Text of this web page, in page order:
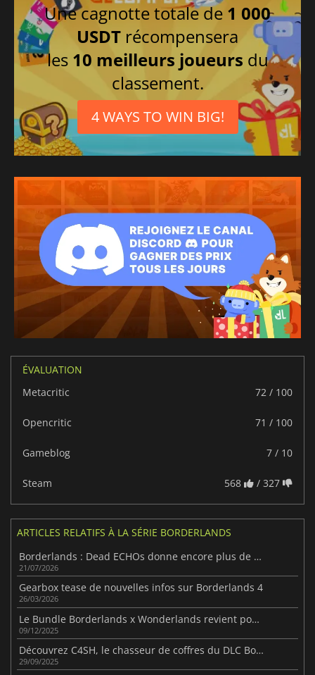
Une cagnotte totale de 1 000
USDT récompensera
les 10 meilleurs joueurs du
classement.
4 WAYS TO WIN BIG!
ÉVALUATION
Metacritic
72 / 100
Opencritic 71 / 100
Gameblog 7 / 10
Steam 568 / 327
ARTICLES RELATIFS À LA SÉRIE BORDERLANDS
Borderlands : Dead ECHOs donne encore plus de vie à l'univers de Borderlands 4
21/07/2026
Gearbox tease de nouvelles infos sur Borderlands 4
26/03/2026
Le Bundle Borderlands x Wonderlands revient pour 3 jours
09/12/2025
Découvrez C4SH, le chasseur de coffres du DLC Borderlands 4
29/09/2025